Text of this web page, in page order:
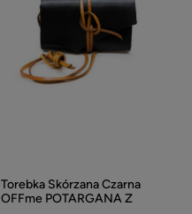
Torebka Skórzana Czarna
OFFme POTARGANA Z